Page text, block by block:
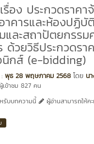
รื่อง ประกวดราคา
าคารและห้องปฏิบั
และสถาปัตยกรรม
ด้วยวิธีประกวดรา
นิกส์ (e-bidding)
พุธ 28 พฤษภาคม 2568 โดย น
เข้าชม 827 คน
รับบทความนี้
ผู้อ่านสามารถให้ค